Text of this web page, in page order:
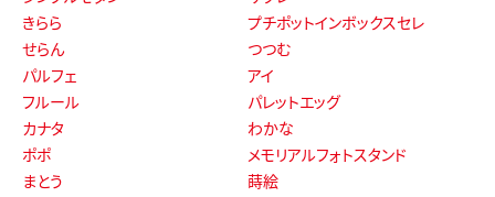
きらら
プチポットインボックスセレ
せらん
つつむ
パルフェ
アイ
フルール
パレットエッグ
カナタ
わかな
ポポ
メモリアルフォトスタンド
まとう
蒔絵